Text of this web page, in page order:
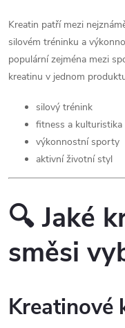
Kreatin patří mezi
silovém tréninku a
populární zejména mezi
kreatinu v jednom
silový trénink
fitness a kulturistika
výkonnostní sporty
aktivní životní styl
🔍 Jaké
směsi
Kreatinové